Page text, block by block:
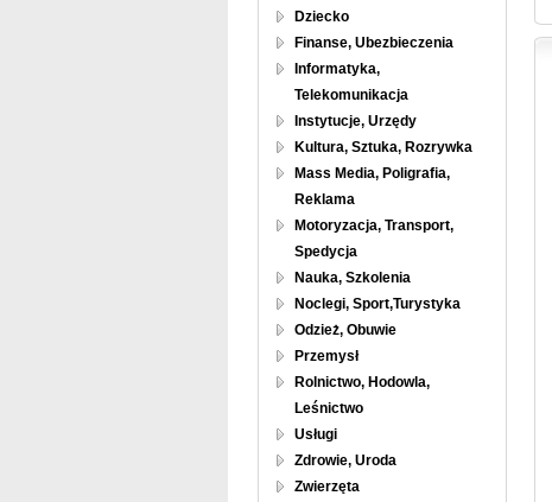
Dziecko
Finanse, Ubezbieczenia
Informatyka,
Telekomunikacja
Instytucje, Urzędy
Kultura, Sztuka, Rozrywka
Mass Media, Poligrafia,
Reklama
Motoryzacja, Transport,
Spedycja
Nauka, Szkolenia
Noclegi, Sport,Turystyka
Odzież, Obuwie
Przemysł
Rolnictwo, Hodowla,
Leśnictwo
Usługi
Zdrowie, Uroda
Zwierzęta